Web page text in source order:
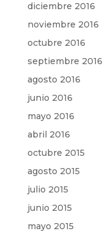
diciembre 2016
noviembre 2016
octubre 2016
septiembre 2016
agosto 2016
junio 2016
mayo 2016
abril 2016
octubre 2015
agosto 2015
julio 2015
junio 2015
mayo 2015